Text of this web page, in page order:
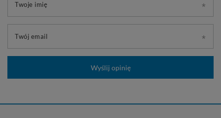
Twoje imię
Twój email
Wyślij opinię